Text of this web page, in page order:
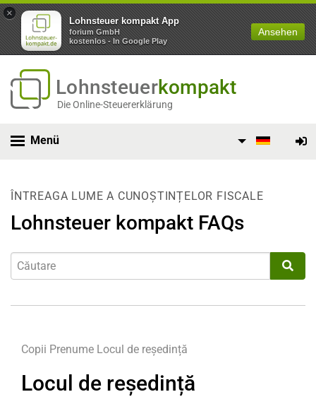
×
Lohnsteuer kompakt App
forium GmbH
kostenlos - In Google Play
Ansehen
Lohnsteuerkompakt
Die Online-Steuererklärung
Menü
ÎNTREAGA LUME A CUNOȘTINȚELOR FISCALE
Lohnsteuer kompakt FAQs
Copii Prenume Locul de reședință
Locul de reședință